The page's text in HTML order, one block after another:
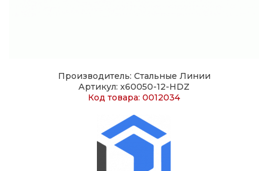
Производитель: Стальные Линии
Артикул: x60050-12-HDZ
Код товара: 0012034